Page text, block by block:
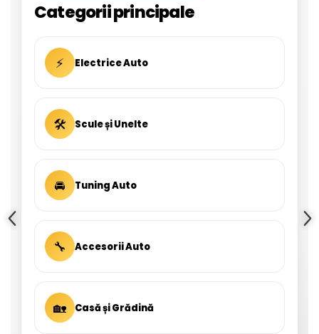
Categorii principale
⚡ Electrice Auto
🛠 Scule și Unelte
🚘 Tuning Auto
🔧 Accesorii Auto
🏡 Casă și Grădină